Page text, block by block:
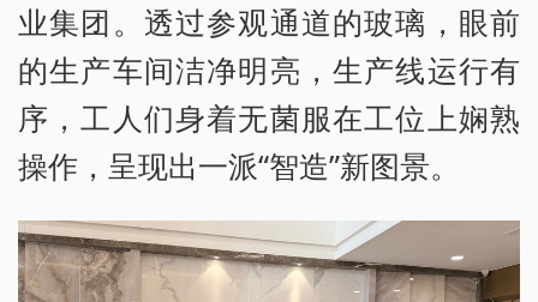
业集团。透过参观通道的玻璃，眼前
的生产车间洁净明亮，生产线运行有
序，工人们身着无菌服在工位上娴熟
操作，呈现出一派“智造”新图景。